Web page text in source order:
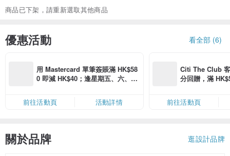
商品已下架，請重新選取其他商品
優惠活動 看全部 (6)
用 Mastercard 單筆簽賬滿 HK$58
0 即減 HK$40；逢星期五、六、日
限，額滿即止，僅限「常用信用
卡」結帳）
前往活動頁 活動詳情
Citi The Club
分回贈，滿
前往活動頁
關於品牌 逛設計品牌